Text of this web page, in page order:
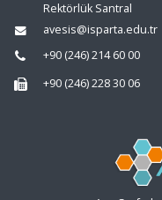
Rektörlük Santral
avesis@isparta.edu.tr
+90 (246) 214 60 00
+90 (246) 228 30 06